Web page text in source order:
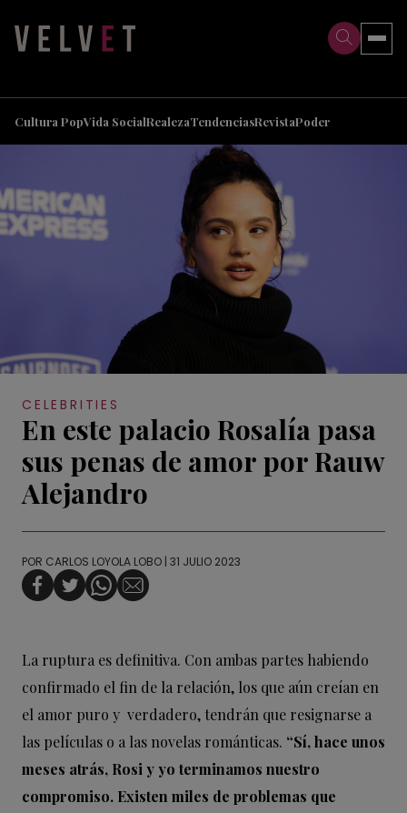
Cultura PopVida SocialRealezaTendenciasRevistaPoder
CELEBRITIES
En este palacio Rosalía pasa
sus penas de amor por Rauw
Alejandro
POR CARLOS LOYOLA LOBO | 31 JULIO 2023
La ruptura es definitiva. Con ambas partes habiendo
confirmado el fin de la relación, los que aún creían en
el amor puro y verdadero, tendrán que resignarse a
las películas o a las novelas románticas. “Sí, hace unos
meses atrás, Rosi y yo terminamos nuestro
compromiso. Existen miles de problemas que